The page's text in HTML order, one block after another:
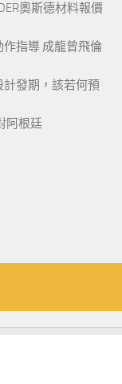
奧斯德材料報價
指導 成龍曾飛倫
計發期，該若何預
阿根廷